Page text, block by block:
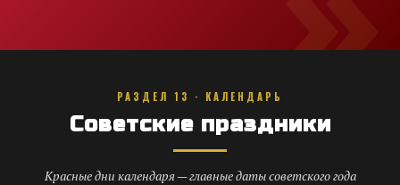
РАЗДЕЛ 13 · КАЛЕНДАРЬ
Советские праздники
Красные дни календаря — главные даты советского года